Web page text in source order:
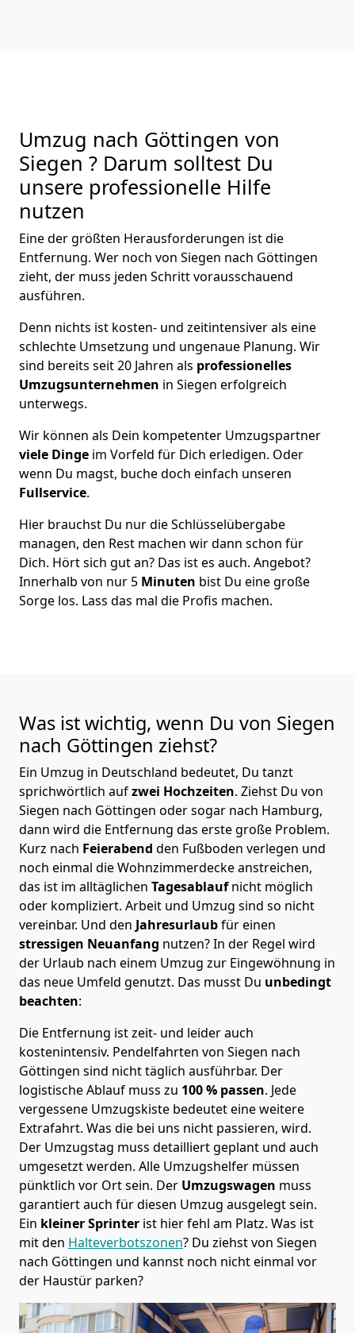
Umzug nach Göttingen von
Siegen ? Darum solltest Du
unsere professionelle Hilfe
nutzen
Eine der größten Herausforderungen ist die
Entfernung. Wer noch von Siegen nach Göttingen
zieht, der muss jeden Schritt vorausschauend
ausführen.
Denn nichts ist kosten- und zeitintensiver als eine
schlechte Umsetzung und ungenaue Planung. Wir
sind bereits seit 20 Jahren als professionelles
Umzugsunternehmen in Siegen erfolgreich
unterwegs.
Wir können als Dein kompetenter Umzugspartner
viele Dinge im Vorfeld für Dich erledigen. Oder
wenn Du magst, buche doch einfach unseren
Fullservice.
Hier brauchst Du nur die Schlüsselübergabe
managen, den Rest machen wir dann schon für
Dich. Hört sich gut an? Das ist es auch. Angebot?
Innerhalb von nur 5 Minuten bist Du eine große
Sorge los. Lass das mal die Profis machen.
Was ist wichtig, wenn Du von Siegen
nach Göttingen ziehst?
Ein Umzug in Deutschland bedeutet, Du tanzt
sprichwörtlich aufzwei Hochzeiten. Ziehst Du von
Siegen nach Göttingen oder sogar nach Hamburg,
dann wird die Entfernung das erste große Problem.
Kurz nach Feierabend den Fußboden verlegen und
noch einmal die Wohnzimmerdecke anstreichen,
das ist im alltäglichen Tagesablaufnicht möglich
oder kompliziert. Arbeit und Umzug sind so nicht
vereinbar. Und den Jahresurlaubfür einen
stressigen Neuanfang nutzen? In der Regel wird
der Urlaub nach einem Umzug zur Eingewöhnung in
das neue Umfeld genutzt. Das musst Du unbedingt
beachten:
Die Entfernung ist zeit- und leider auch
kostenintensiv. Pendelfahrten von Siegen nach
Göttingen sind nicht täglich ausführbar. Der
logistische Ablauf muss zu 100 % passen. Jede
vergessene Umzugskiste bedeutet eine weitere
Extrafahrt. Was die bei uns nicht passieren, wird.
Der Umzugstag muss detailliert geplant und auch
umgesetzt werden. Alle Umzugshelfer müssen
pünktlich vor Ort sein. Der Umzugswagen muss
garantiert auch für diesen Umzug ausgelegt sein.
Ein kleiner Sprinter ist hier fehl am Platz. Was ist
mit den Halteverbotszonen? Du ziehst von Siegen
nach Göttingen und kannst noch nicht einmal vor
der Haustür parken?